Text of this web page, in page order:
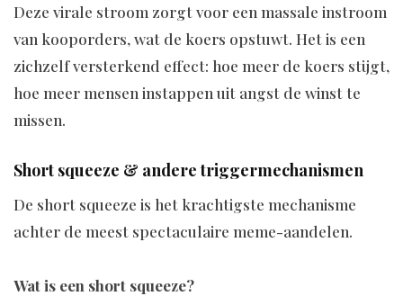
Deze virale stroom zorgt voor een massale instroom
van kooporders, wat de koers opstuwt. Het is een
zichzelf versterkend effect: hoe meer de koers stijgt,
hoe meer mensen instappen uit angst de winst te
missen.
Short squeeze & andere triggermechanismen
De short squeeze is het krachtigste mechanisme
achter de meest spectaculaire meme-aandelen.
Wat is een short squeeze?